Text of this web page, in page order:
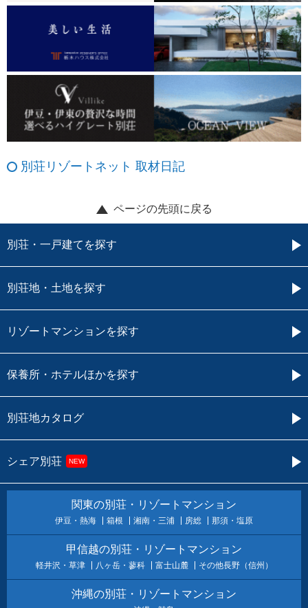
別荘リゾートネット 取材日記
ページの先頭に戻る
別荘・一戸建てを探す
別荘地・土地を探す
リゾートマンションを探す
保養所・ホテルほかを探す
別荘地カタログ
シェア別荘 NEW
関東の別荘・リゾートマンション
伊豆・熱海 箱根 湘南・三浦 房総 那須・塩原
甲信越の別荘・リゾートマンション
軽井沢・草津 八ヶ岳・蓼科 富士山麓 その他長野（信州）
沖縄の別荘・リゾートマンション